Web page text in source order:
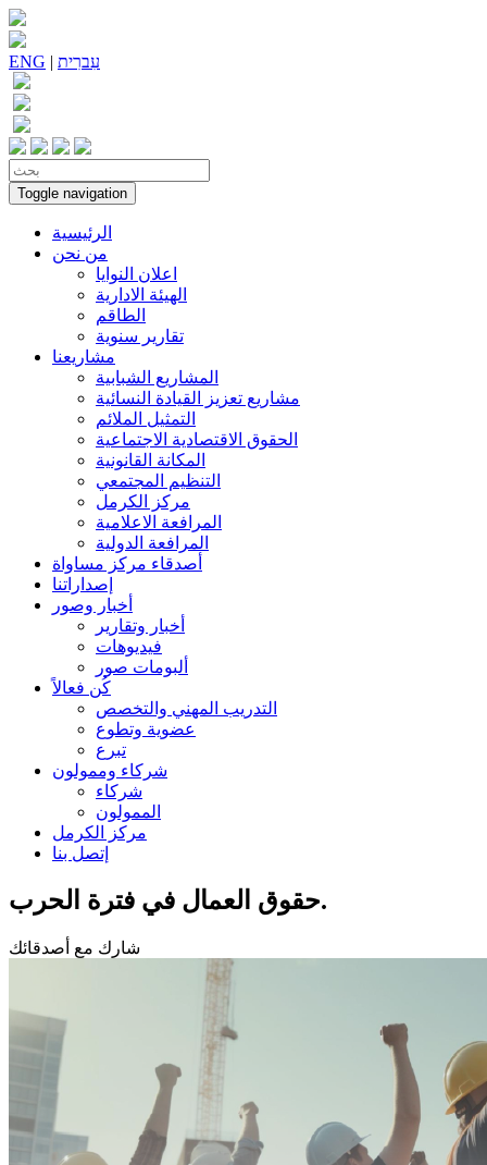
ENG | עִברִית
Toggle navigation
الرئيسية
من نحن
اعلان النوايا
الهيئة الادارية
الطاقم
تقارير سنوية
مشاريعنا
المشاريع الشبابية
مشاريع تعزيز القيادة النسائية
التمثيل الملائم
الحقوق الاقتصادية الاجتماعية
المكانة القانونية
التنظيم المجتمعي
مركز الكرمل
المرافعة الاعلامية
المرافعة الدولية
أصدقاء مركز مساواة
إصداراتنا
أخبار وصور
أخبار وتقارير
فيديوهات
ألبومات صور
كُن فعالاً
التدريب المهني والتخصص
عضوية وتطوع
تبرع
شركاء وممولون
شركاء
الممولون
مركز الكرمل
إتصل بنا
حقوق العمال في فترة الحرب.
شارك مع أصدقائك